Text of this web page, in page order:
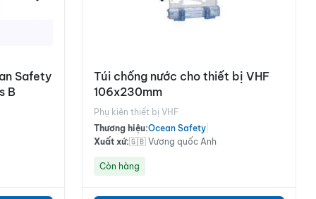
Safety
B
Túi chống nước cho thiết bị VHF
106x230mm
Phụ kiên thiết bị VHF
Thương hiệu:Ocean Safety
Xuất xứ:🇬🇧 Vương quốc Anh
Còn hàng